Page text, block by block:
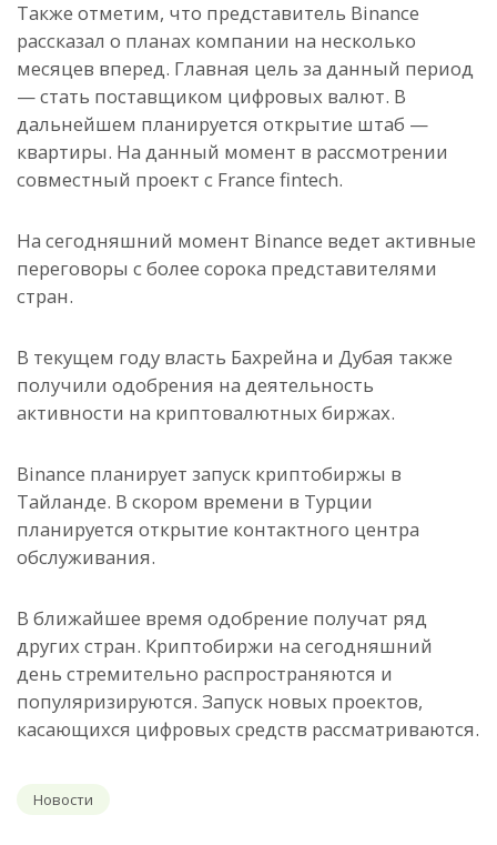
Также отметим, что представитель Binance
рассказал о планах компании на несколько
месяцев вперед. Главная цель за данный период
— стать поставщиком цифровых валют. В
дальнейшем планируется открытие штаб —
квартиры. На данный момент в рассмотрении
совместный проект с France fintech.
На сегодняшний момент Binance ведет активные
переговоры с более сорока представителями
стран.
В текущем году власть Бахрейна и Дубая также
получили одобрения на деятельность
активности на криптовалютных биржах.
Binance планирует запуск криптобиржы в
Тайланде. В скором времени в Турции
планируется открытие контактного центра
обслуживания.
В ближайшее время одобрение получат ряд
других стран. Криптобиржи на сегодняшний
день стремительно распространяются и
популяризируются. Запуск новых проектов,
касающихся цифровых средств рассматриваются.
Новости